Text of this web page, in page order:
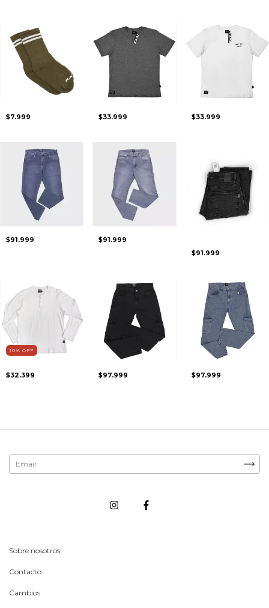
$7.999 $33.999 $33.999
$91.999
$91.999
$91.999
10% OFF
$32.399 $97.999 $97.999
Sobre nosotros
Contacto
Cambios